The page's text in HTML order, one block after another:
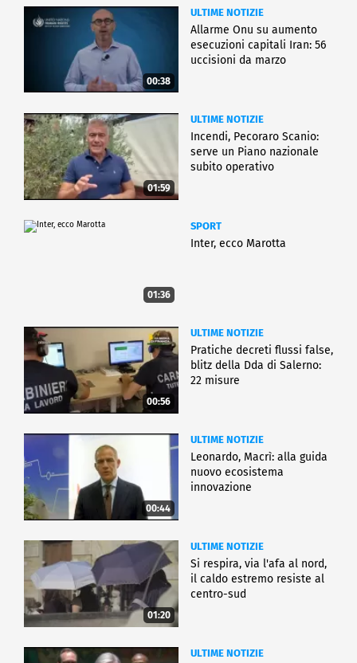
00:38
ULTIME NOTIZIE
Allarme Onu su aumento
esecuzioni capitali Iran: 56
uccisioni da marzo
01:59
ULTIME NOTIZIE
Incendi, Pecoraro Scanio:
serve un Piano nazionale
subito operativo
01:36
SPORT
Inter, ecco Marotta
00:56
ULTIME NOTIZIE
Pratiche decreti flussi false,
blitz della Dda di Salerno:
22 misure
00:44
ULTIME NOTIZIE
Leonardo, Macrì: alla guida
nuovo ecosistema
innovazione
01:20
ULTIME NOTIZIE
Si respira, via l'afa al nord,
il caldo estremo resiste al
centro-sud
ULTIME NOTIZIE